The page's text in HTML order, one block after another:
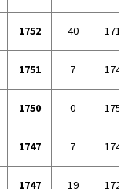
1752 40
1751 7
1750 0
1747 7
1747 19